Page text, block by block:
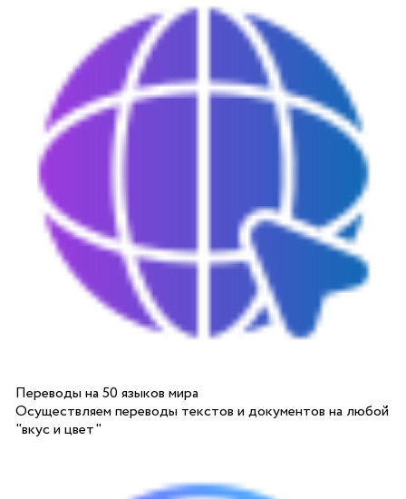
Переводы на 50 языков мира
Осуществляем переводы текстов и документов на любой
"вкус и цвет"